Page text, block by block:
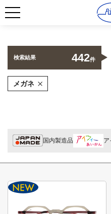
検索結果 442件
メガネ
国内製造品 ア